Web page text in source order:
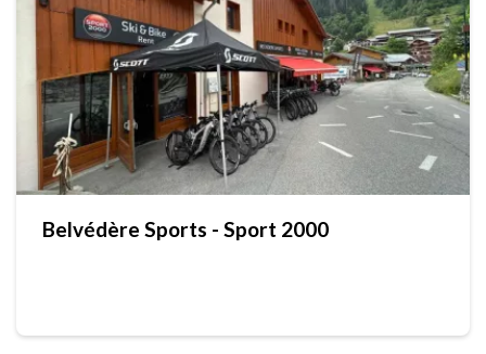
Belvédère Sports - Sport 2000